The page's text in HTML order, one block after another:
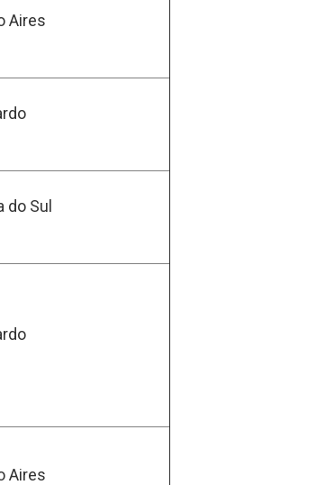
Aires
do Sul
Aires